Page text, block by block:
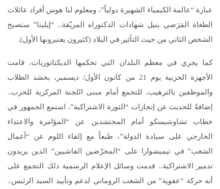
عبارة “عالمة الكيمياء الشهيرة دولياً”، ومعلوم لنا هوس أفراد عائلات
الطغاة المَرَضي بنيل شهادات الدكتوراه المزيّفة.. “إيلينا” ستصبح
الشخص الثاني من حيث التأثير في البلاد (كثيرون يعتبرونها الأول).
كما يجري في معظم البلدان التي تحكمها الديكتاتوريات، قامت
الأجهزة الحزبية يوم 21 من كانون الأول/ ديسمبر، بحشد الطلاب
والموظفين بالترهيب، للتجمع أمام مبنى اللجنة المركزية للحزب..
إضافةً للحديث عن إنجازات “الثورة الاشتراكية”، استمع الجمهور في
خطاب تشاوشيسكو أمام المحتشدين عن “المؤامرة والاعتداء
الخارجي على سيادة الدولة”، طبعاً مع إلقاء اللوم عن “أعمال
الشغب” في تيميشوارا على “المحرّضين الفاشيين” الذين يريدون
تدمير الاشتراكية.. قدمت وسائل الإعلام الرسمية ذلك التجمع على
أنه حركة “عفوية” من الشعب الروماني لدعم وتأييد السيد الرئيس..